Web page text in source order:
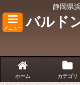
静岡県
メニュー
バルド
ホーム カテゴリ